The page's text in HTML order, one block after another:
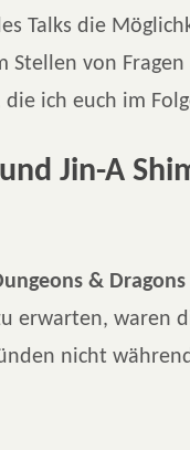
Talks die
von
ich euch im
Jin-A
&
erwarten, waren
nicht